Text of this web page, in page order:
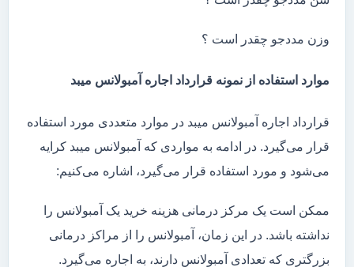
وزن مددجو چقدر است ؟
موارد استفاده از نمونه قرارداد اجاره آمبولانس میبد
قرارداد اجاره آمبولانس میبد در موارد متعددی مورد استفاده
قرار می‌گیرد. در ادامه به مواردی که آمبولانس میبد کرایه
می‌شود و مورد استفاده قرار می‌گیرد، اشاره می‌کنیم:
ممکن است یک مرکز درمانی هزینه خرید یک آمبولانس را
نداشته باشد. در این زمان، آمبولانس را از مراکز درمانی
بزرگتری که تعدادی آمبولانس دارند، به اجاره می‌گیرد.